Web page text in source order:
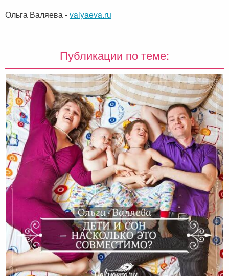
Ольга Валяева-valyaeva.ru
Публикации по теме: